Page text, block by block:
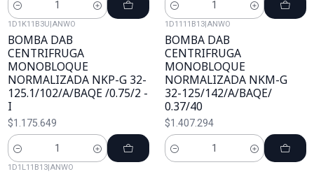
Cantidad Cantidad
1D1K11B3U ANWO
BOMBA DAB
CENTRIFRUGA
MONOBLOQUE
NORMALIZADA NKP-G 32-
125.1/102/A/BAQE /0.75/2 -
I
$1.175.649
Cantidad
1D1111B13 ANWO
BOMBA DAB
CENTRIFRUGA
MONOBLOQUE
NORMALIZADA NKM-G
32-125/142/A/BAQE/
0.37/40
$1.407.294
Cantidad
1D1L11B13 ANWO